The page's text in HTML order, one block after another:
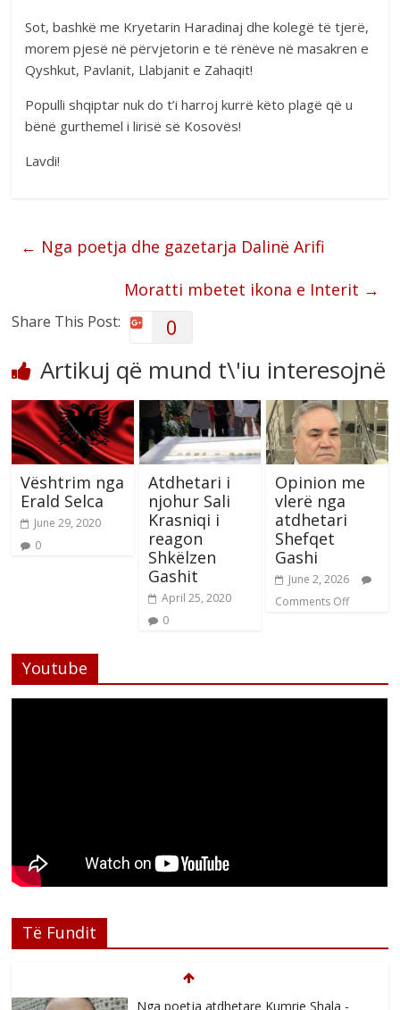
Sot, bashkë me Kryetarin Haradinaj dhe kolegë të tjerë,
morem pjesë në përvjetorin e të rënëve në masakren e
Qyshkut, Pavlanit, Llabjanit e Zahaqit!
Populli shqiptar nuk do t’i harroj kurrë këto plagë që u
bënë gurthemel i lirisë së Kosovës!
Lavdi!
← Nga poetja dhe gazetarja Dalinë Arifi
Moratti mbetet ikona e Interit →
Share This Post: 0
Artikuj që mund t\'iu interesojnë
Vështrim nga
Erald Selca
June 29, 2020
0
Atdhetari i
njohur Sali
Krasniqi i
reagon
Shkëlzen
Gashit
April 25, 2020
0
Opinion me
vlerë nga
atdhetari
Shefqet
Gashi
June 2, 2026
Comments Off
Youtube
Të Fundit
Nga poetja atdhetare Kumrie Shala -